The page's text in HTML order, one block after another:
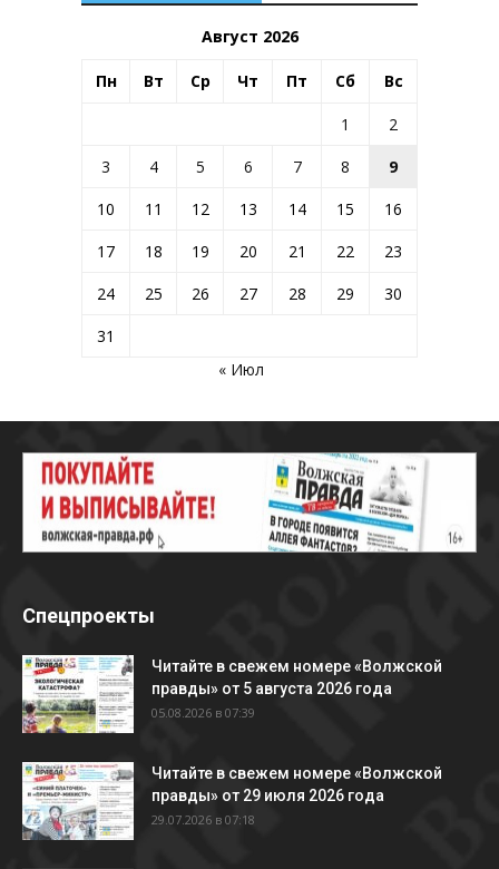
Август 2026
Пн Вт Ср Чт Пт Сб Вс
1
2
3
4 5 6 7 8
9
10
11 12 13 14 15
16
17
18 19 20 21 22
23
24
25 26 27 28 29
30
31
« Июл
Спецпроекты
Читайте в свежем номере «Волжской
правды» от 5 августа 2026 года
05.08.2026 в 07:39
Читайте в свежем номере «Волжской
правды» от 29 июля 2026 года
29.07.2026 в 07:18